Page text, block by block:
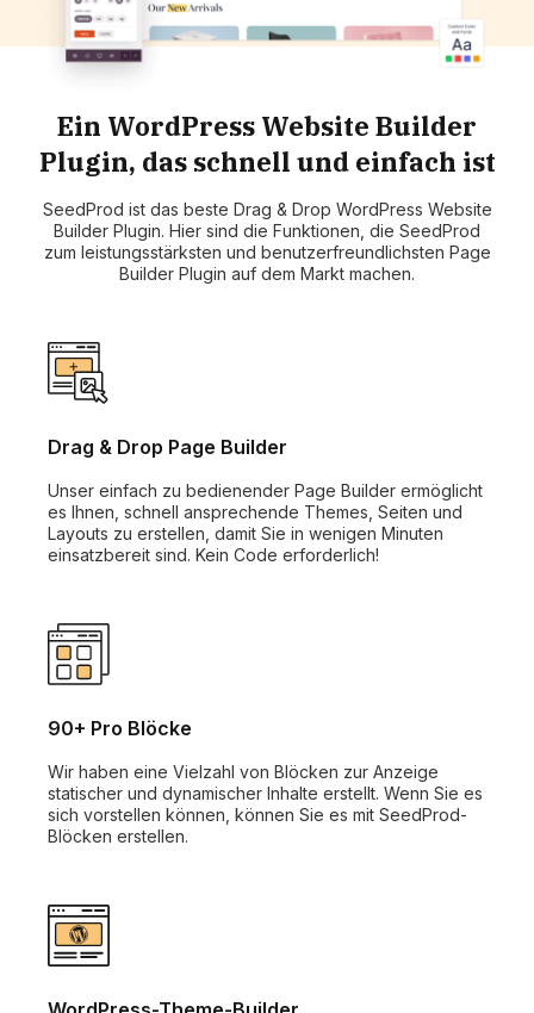
Ein WordPress Website Builder
Plugin, das schnell und einfach ist
SeedProd ist das beste Drag & Drop WordPress Website
Builder Plugin. Hier sind die Funktionen, die SeedProd
zum leistungsstärksten und benutzerfreundlichsten Page
Builder Plugin auf dem Markt machen.
Drag & Drop Page Builder
Unser einfach zu bedienender Page Builder ermöglicht
es Ihnen, schnell ansprechende Themes, Seiten und
Layouts zu erstellen, damit Sie in wenigen Minuten
einsatzbereit sind. Kein Code erforderlich!
90+ Pro Blöcke
Wir haben eine Vielzahl von Blöcken zur Anzeige
statischer und dynamischer Inhalte erstellt. Wenn Sie es
sich vorstellen können, können Sie es mit SeedProd-
Blöcken erstellen.